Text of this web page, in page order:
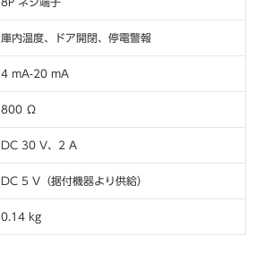
庫内温度、ドア開閉、停電警報
4 mA-20 mA
800 Ω
DC 30 V、2 A
DC 5 V（据付機器より供給）
0.14 kg